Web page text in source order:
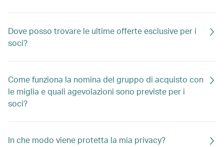
Dove posso trovare le ultime offerte esclusive per i
soci?
Come funziona la nomina del gruppo di acquisto con
le miglia e quali agevolazioni sono previste per i
soci?
In che modo viene protetta la mia privacy?